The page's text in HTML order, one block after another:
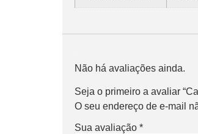
Não há avaliações ainda.
Seja o primeiro a avaliar
O seu endereço de e-mail
Sua avaliação *